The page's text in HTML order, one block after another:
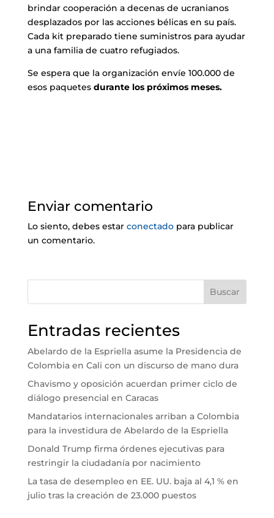
brindar cooperación a decenas de ucranianos
desplazados por las acciones bélicas en su país.
Cada kit preparado tiene suministros para ayudar
a una familia de cuatro refugiados.
Se espera que la organización envíe 100.000 de
esos paquetes durante los próximos meses.
Enviar comentario
Lo siento, debes estar conectadopara publicar
un comentario.
Buscar
Entradas recientes
Abelardo de la Espriella asume la Presidencia de
Colombia en Cali con un discurso de mano dura
Chavismo y oposición acuerdan primer ciclo de
diálogo presencial en Caracas
Mandatarios internacionales arriban a Colombia
para la investidura de Abelardo de la Espriella
Donald Trump firma órdenes ejecutivas para
restringir la ciudadanía por nacimiento
La tasa de desempleo en EE. UU. baja al 4,1 % en
julio tras la creación de 23.000 puestos